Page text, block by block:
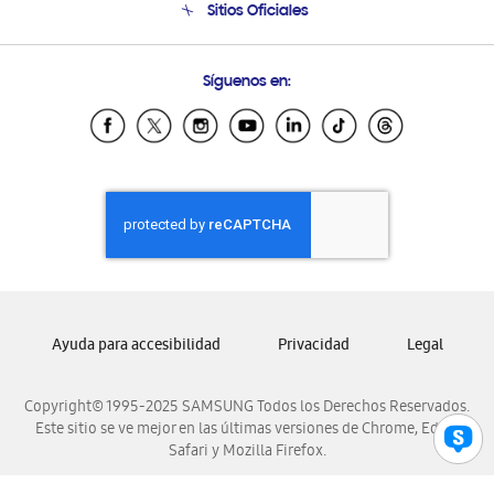
Soporte vía eMail
Sitios Oficiales
Samsung Ecuador
Samsung El Salvador
Samsung Honduras
Samsung Nicaragua
Samsung Panamá
Samsung Venezuela
Síguenos en:
Copyright© 1995-2025 SAMSUNG Todos los Derechos Reservados.
Este sitio se ve mejor en las últimas versiones de Chrome, Edge,
Safari y Mozilla Firefox.
Ayuda para accesibilidad Privacidad Legal